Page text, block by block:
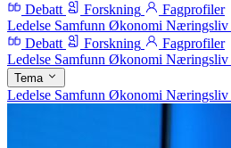
Debatt
Forskning
Fagprofiler
Ledelse Samfunn Økonomi Næringsliv
Debatt
Forskning
Fagprofiler
Ledelse Samfunn Økonomi Næringsliv
Tema
Ledelse Samfunn Økonomi Næringsliv